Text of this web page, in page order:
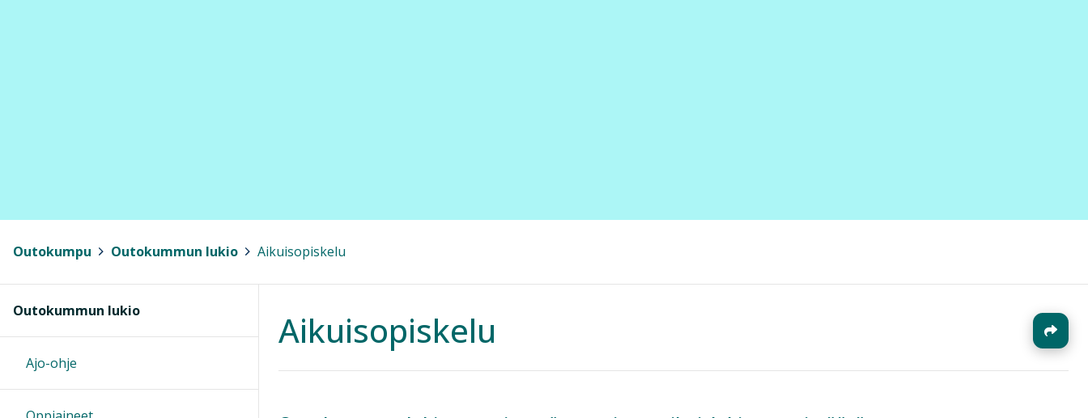
Outokumpu Outokummun lukio Aikuisopiskelu
Aikuisopiskelu
Outokummun lukio
Ajo-ohje